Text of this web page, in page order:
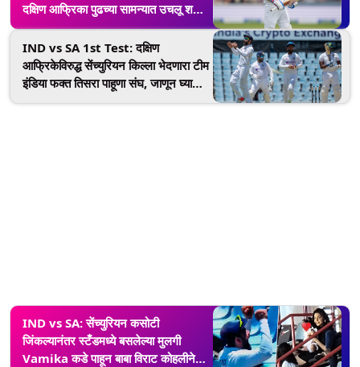
दक्षिण आफ्रिका पुढच्या सामन्यात उचलू शकते
फायदा
IND vs SA 1st Test: दक्षिण
आफ्रिकेविरुद्ध सेंच्युरियन किल्ला भेदणारा टीम
इंडिया फक्त तिसरा पाहूणा संघ, जाणून घ्या
IND vs SA: सेंच्युरियन कसोटी
जिंकल्यानंतर स्टँडमध्ये बसलेल्या मुलगी
Vamika कडे पाहून बाबा विराट कोहलीने